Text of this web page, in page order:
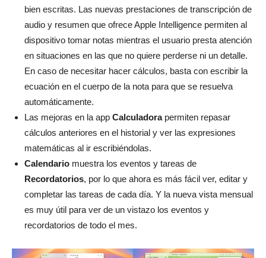
bien escritas. Las nuevas prestaciones de transcripción de
audio y resumen que ofrece Apple Intelligence permiten al
dispositivo tomar notas mientras el usuario presta atención
en situaciones en las que no quiere perderse ni un detalle.
En caso de necesitar hacer cálculos, basta con escribir la
ecuación en el cuerpo de la nota para que se resuelva
automáticamente.
Las mejoras en la app Calculadorapermiten repasar
cálculos anteriores en el historial y ver las expresiones
matemáticas al ir escribiéndolas.
Calendario muestra los eventos y tareas de
Recordatorios, por lo que ahora es más fácil ver, editar y
completar las tareas de cada día. Y la nueva vista mensual
es muy útil para ver de un vistazo los eventos y
recordatorios de todo el mes.